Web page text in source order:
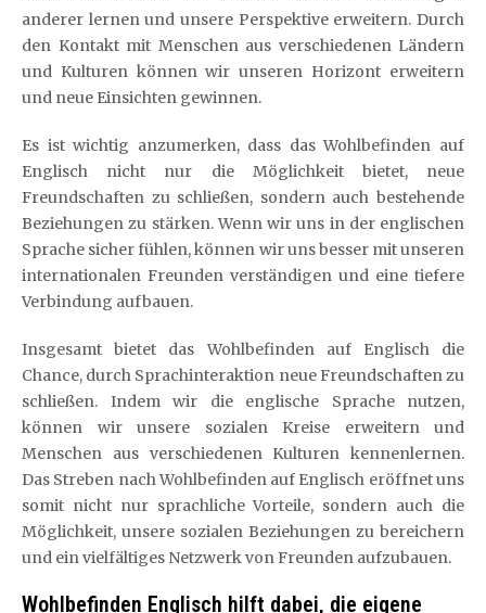
anderer lernen und unsere Perspektive erweitern. Durch
den Kontakt mit Menschen aus verschiedenen Ländern
und Kulturen können wir unseren Horizont erweitern
und neue Einsichten gewinnen.
Es ist wichtig anzumerken, dass das Wohlbefinden auf
Englisch nicht nur die Möglichkeit bietet, neue
Freundschaften zu schließen, sondern auch bestehende
Beziehungen zu stärken. Wenn wir uns in der englischen
Sprache sicher fühlen, können wir uns besser mit unseren
internationalen Freunden verständigen und eine tiefere
Verbindung aufbauen.
Insgesamt bietet das Wohlbefinden auf Englisch die
Chance, durch Sprachinteraktion neue Freundschaften zu
schließen. Indem wir die englische Sprache nutzen,
können wir unsere sozialen Kreise erweitern und
Menschen aus verschiedenen Kulturen kennenlernen.
Das Streben nach Wohlbefinden auf Englisch eröffnet uns
somit nicht nur sprachliche Vorteile, sondern auch die
Möglichkeit, unsere sozialen Beziehungen zu bereichern
und ein vielfältiges Netzwerk von Freunden aufzubauen.
Wohlbefinden Englisch hilft dabei, die eigene